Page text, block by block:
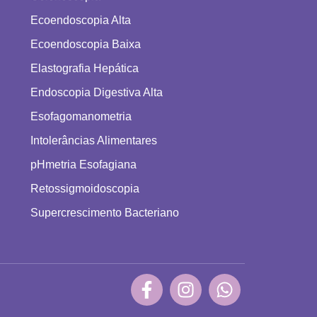
Ecoendoscopia Alta
Ecoendoscopia Baixa
Elastografia Hepática
Endoscopia Digestiva Alta
Esofagomanometria
Intolerâncias Alimentares
pHmetria Esofagiana
Retossigmoidoscopia
Supercrescimento Bacteriano